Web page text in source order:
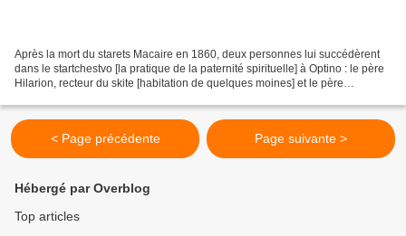
Après la mort du starets Macaire en 1860, deux personnes lui succédèrent
dans le startchestvo [la pratique de la paternité spirituelle] à Optino : le père
Hilarion, recteur du skite [habitation de quelques moines] et le père
< Page précédente Page suivante >
Hébergé par Overblog
Top articles